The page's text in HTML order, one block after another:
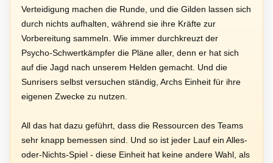
Verteidigung machen die Runde, und die Gilden lassen sich
durch nichts aufhalten, während sie ihre Kräfte zur
Vorbereitung sammeln. Wie immer durchkreuzt der
Psycho-Schwertkämpfer die Pläne aller, denn er hat sich
auf die Jagd nach unserem Helden gemacht. Und die
Sunrisers selbst versuchen ständig, Archs Einheit für ihre
eigenen Zwecke zu nutzen.
All das hat dazu geführt, dass die Ressourcen des Teams
sehr knapp bemessen sind. Und so ist jeder Lauf ein Alles-
oder-Nichts-Spiel - diese Einheit hat keine andere Wahl, als